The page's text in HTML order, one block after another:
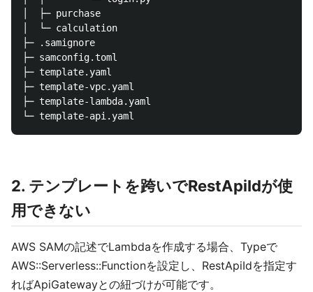
│  ├─ purchase
│  └─ calculation
├─ .samignore
├─ samconfig.toml
├─ template.yaml
├─ template-vpc.yaml
├─ template-lambda.yaml
2. テンプレートを跨いでRestApiIdが使
用できない
AWS SAMの記述でLambdaを作成する場合、Typeで
AWS::Serverless::Functionを設定し、RestApiIdを指定す
ればApiGatewayとの紐づけが可能です。